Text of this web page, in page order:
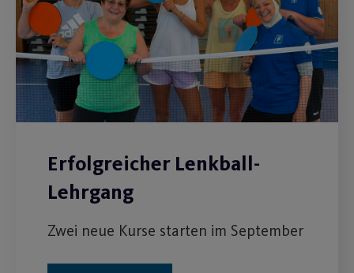
Erfolgreicher Lenkball-
Lehrgang
Zwei neue Kurse starten im September